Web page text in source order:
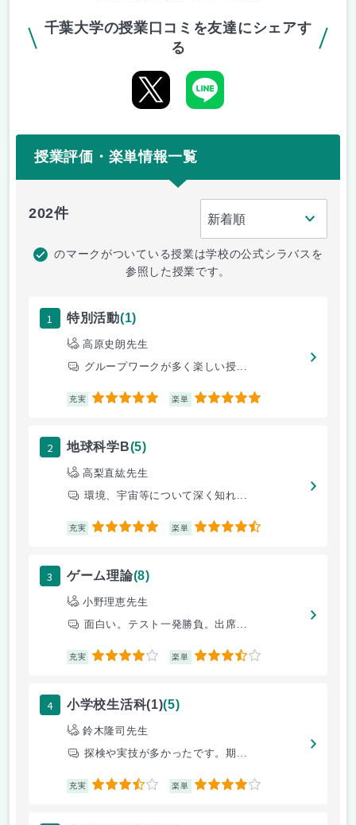
千葉大学の授業口コミを友達にシェアす
る
授業評価・楽単情報一覧
202件
のマークがついている授業は学校の公式シラバスを
参照した授業です。
1 特別活動(1)
高原史朗先生
グループワークが多く楽しい授...
充実 5 楽単 5
2 地球科学B(5)
高梨直紘先生
環境、宇宙等について深く知れ...
充実 5 楽単 4.5
3 ゲーム理論(8)
小野理恵先生
面白い。テスト一発勝負。出席...
充実 4 楽単 3.5
4 小学校生活科(1)(5)
鈴木隆司先生
探検や実技が多かったです。期...
充実 3.5 楽単 4